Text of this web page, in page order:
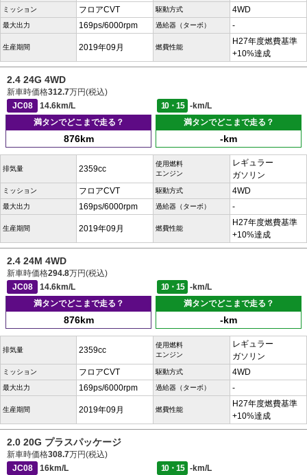
ミッション フロアCVT 駆動方式 4WD
最大出力 169ps/6000rpm 過給器（ターボ） -
生産期間 2019年09月 燃費性能
H27年度燃費基準
+10%達成
2.4 24G 4WD
新車時価格312.7万円(税込)
JC08
14.6km/L 10・15
-km/L
満タンでどこまで走る？
876km
満タンでどこまで走る？
-km
排気量 2359cc
使用燃料
エンジン
レギュラー
ガソリン
ミッション フロアCVT 駆動方式 4WD
最大出力 169ps/6000rpm 過給器（ターボ） -
生産期間 2019年09月 燃費性能
H27年度燃費基準
+10%達成
2.4 24M 4WD
新車時価格294.8万円(税込)
JC08
14.6km/L 10・15
-km/L
満タンでどこまで走る？
876km
満タンでどこまで走る？
-km
排気量 2359cc
使用燃料
エンジン
レギュラー
ガソリン
ミッション フロアCVT 駆動方式 4WD
最大出力 169ps/6000rpm 過給器（ターボ） -
生産期間 2019年09月 燃費性能
H27年度燃費基準
+10%達成
2.0 20G プラスパッケージ
新車時価格308.7万円(税込)
JC08
16km/L 10・15 -km/L